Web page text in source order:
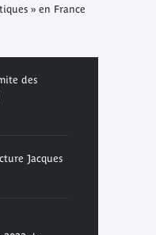
» en France
des
Jacques